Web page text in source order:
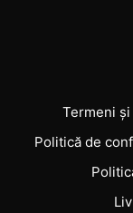
Termeni
Politică de